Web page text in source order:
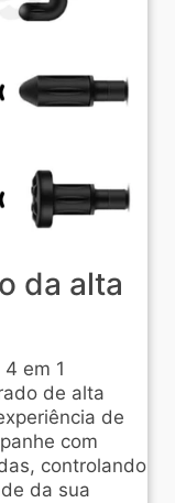
da alta
em 1
de alta
de
com
controlando
da sua